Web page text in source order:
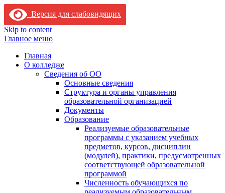
Версия для слабовидящих
Skip to content
Главное меню
Главная
О колледже
Сведения об ОО
Основные сведения
Структура и органы управления
образовательной организацией
Документы
Образование
Реализуемые образовательные
программы с указанием учебных
предметов, курсов, дисциплин
(модулей), практики, предусмотренных
соответствующей образовательной
программой
Численность обучающихся по